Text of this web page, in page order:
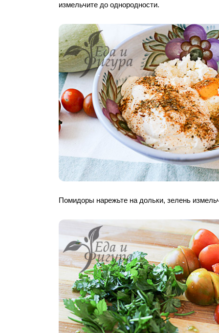
измельчите до однородности.
Помидоры нарежьте на дольки, зелень